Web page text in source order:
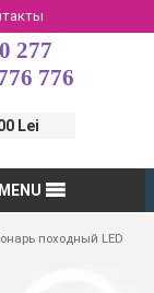
277
776
Lei
MENU
походный LED